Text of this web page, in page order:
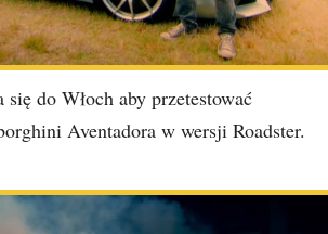
do Włoch aby przetestować
Aventadora w wersji Roadster.